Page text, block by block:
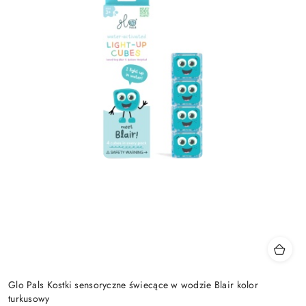
Glo Pals Kostki sensoryczne świecące w wodzie Blair kolor
turkusowy